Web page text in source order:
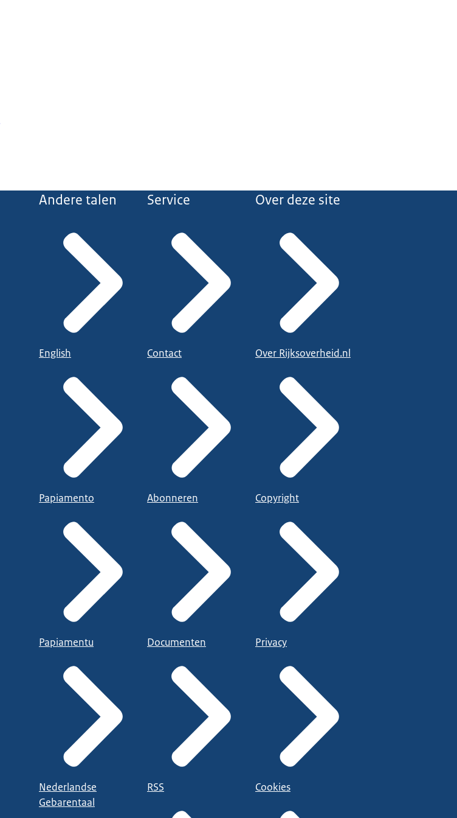
Andere talen
English
Papiamento
Papiamentu
Nederlandse
Gebarentaal
Service
Contact
Abonneren
Documenten
RSS
Over deze site
Over Rijksoverheid.nl
Copyright
Privacy
Cookies